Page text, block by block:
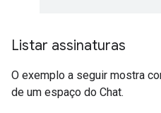
Listar assinaturas
O exemplo a seguir mostra
de um espaço do Chat.